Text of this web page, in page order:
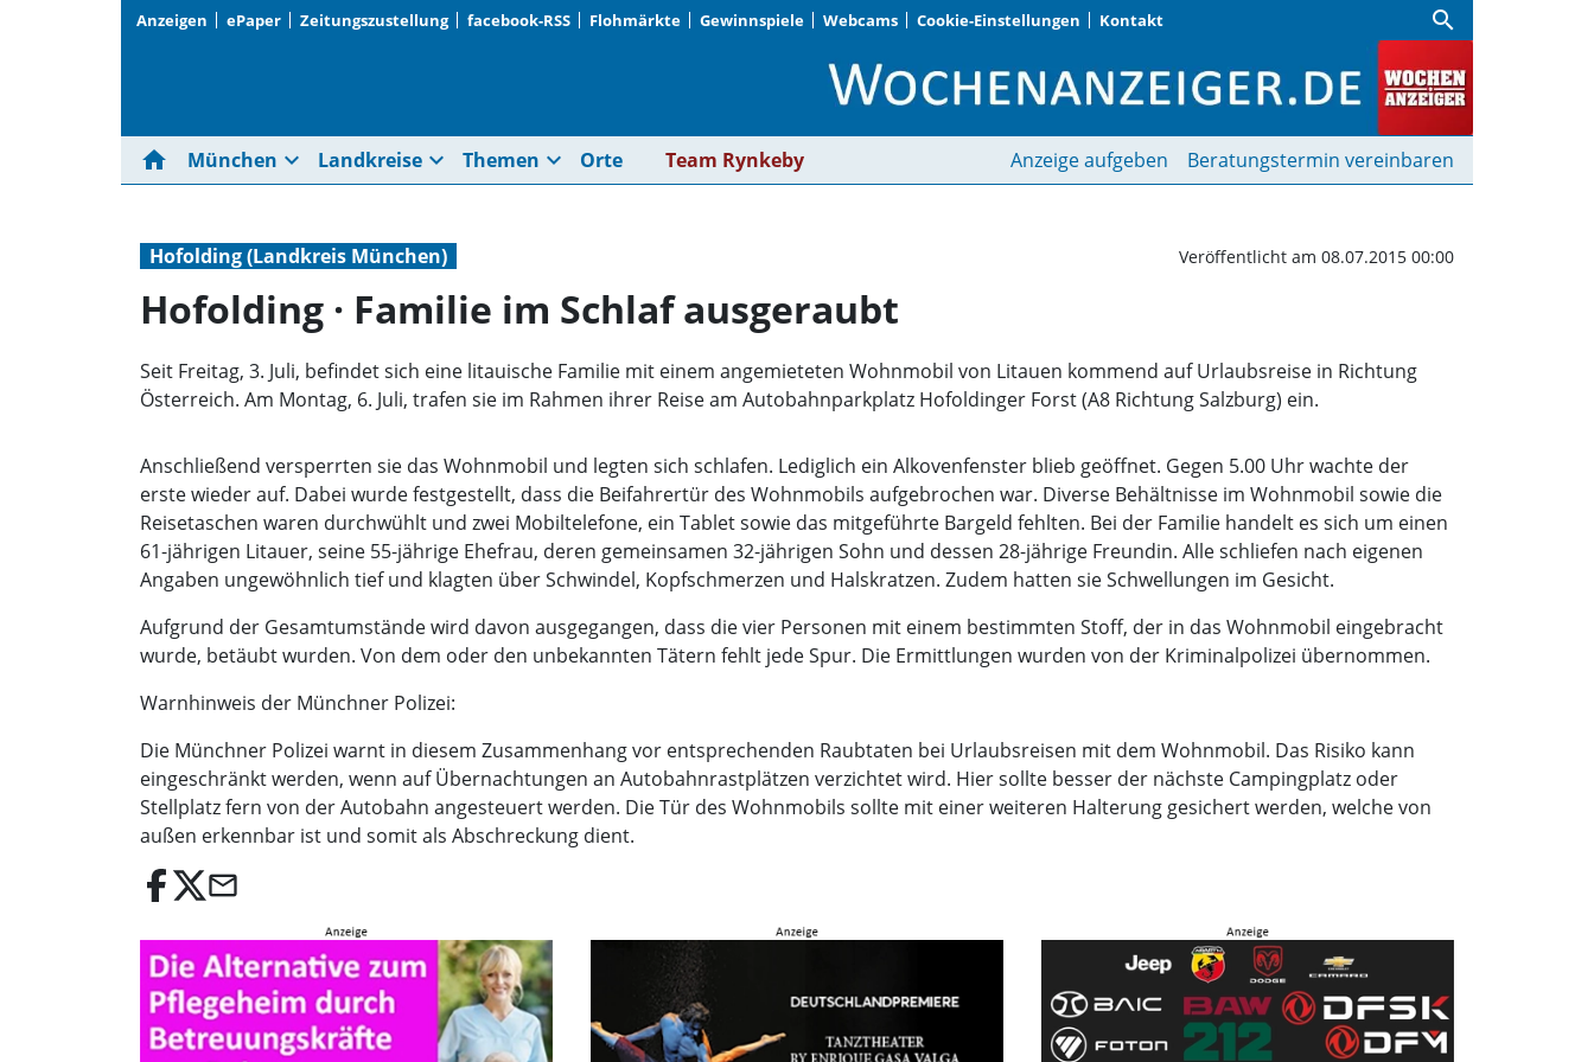
Anzeigen ePaper Zeitungszustellung facebook-RSS Flohmärkte Gewinnspiele Webcams Cookie-Einstellungen Kontakt search
Hofolding · Familie im Schlaf ausgeraubt |
home München expand_more Landkreise expand_more Themen expand_more Orte Team Rynkeby Anzeige aufgeben Beratungstermin vereinbaren
Hofolding (Landkreis München) Veröffentlicht am 08.07.2015 00:00
Hofolding · Familie im Schlaf ausgeraubt
Seit Freitag, 3. Juli, befindet sich eine litauische Familie mit einem angemieteten Wohnmobil von Litauen kommend auf Urlaubsreise in Richtung
Österreich. Am Montag, 6. Juli, trafen sie im Rahmen ihrer Reise am Autobahnparkplatz Hofoldinger Forst (A8 Richtung Salzburg) ein.
Anschließend versperrten sie das Wohnmobil und legten sich schlafen. Lediglich ein Alkovenfenster blieb geöffnet. Gegen 5.00 Uhr wachte der
erste wieder auf. Dabei wurde festgestellt, dass die Beifahrertür des Wohnmobils aufgebrochen war. Diverse Behältnisse im Wohnmobil sowie die
Reisetaschen waren durchwühlt und zwei Mobiltelefone, ein Tablet sowie das mitgeführte Bargeld fehlten. Bei der Familie handelt es sich um einen
61-jährigen Litauer, seine 55-jährige Ehefrau, deren gemeinsamen 32-jährigen Sohn und dessen 28-jährige Freundin. Alle schliefen nach eigenen
Angaben ungewöhnlich tief und klagten über Schwindel, Kopfschmerzen und Halskratzen. Zudem hatten sie Schwellungen im Gesicht.
Aufgrund der Gesamtumstände wird davon ausgegangen, dass die vier Personen mit einem bestimmten Stoff, der in das Wohnmobil eingebracht
wurde, betäubt wurden. Von dem oder den unbekannten Tätern fehlt jede Spur. Die Ermittlungen wurden von der Kriminalpolizei übernommen.
Warnhinweis der Münchner Polizei:
Die Münchner Polizei warnt in diesem Zusammenhang vor entsprechenden Raubtaten bei Urlaubsreisen mit dem Wohnmobil. Das Risiko kann
eingeschränkt werden, wenn auf Übernachtungen an Autobahnrastplätzen verzichtet wird. Hier sollte besser der nächste Campingplatz oder
Stellplatz fern von der Autobahn angesteuert werden. Die Tür des Wohnmobils sollte mit einer weiteren Halterung gesichert werden, welche von
außen erkennbar ist und somit als Abschreckung dient.
email